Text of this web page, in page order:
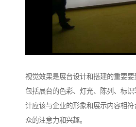
视觉效果是展台设计和搭建的重要
包括展台的色彩、灯光、陈列、标
计应该与企业的形象和展示内容相
众的注意力和兴趣。